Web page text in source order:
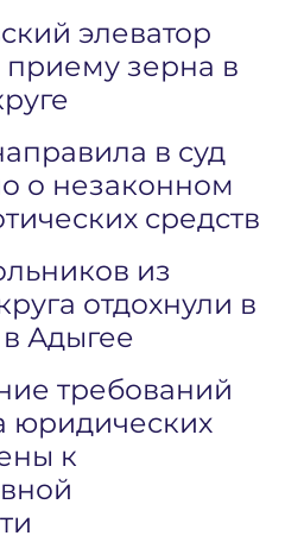
элеватор
приему зерна в
в суд
о незаконном
средств
из
отдохнули в
Адыгее
требований
юридических
к